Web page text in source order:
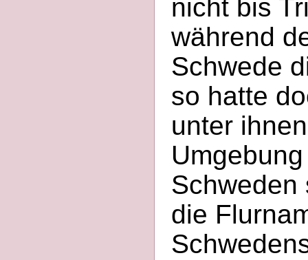
nicht bis
während
Schwede
so hatte
unter
Schweden
die